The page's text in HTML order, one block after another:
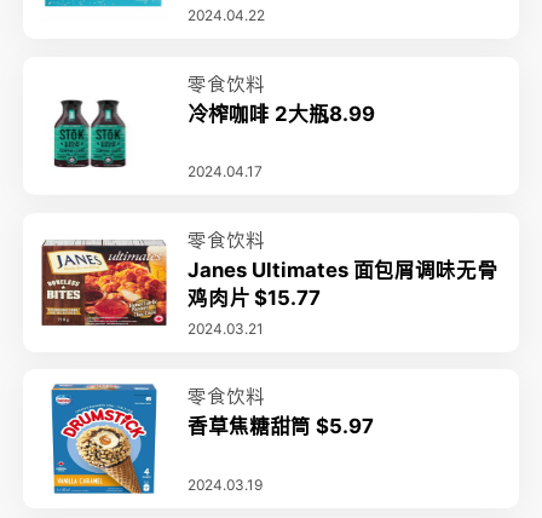
2024.04.22
零食饮料
冷榨咖啡 2大瓶8.99
2024.04.17
零食饮料
Janes Ultimates 面包屑调味无骨
鸡肉片 $15.77
2024.03.21
零食饮料
香草焦糖甜筒 $5.97
2024.03.19